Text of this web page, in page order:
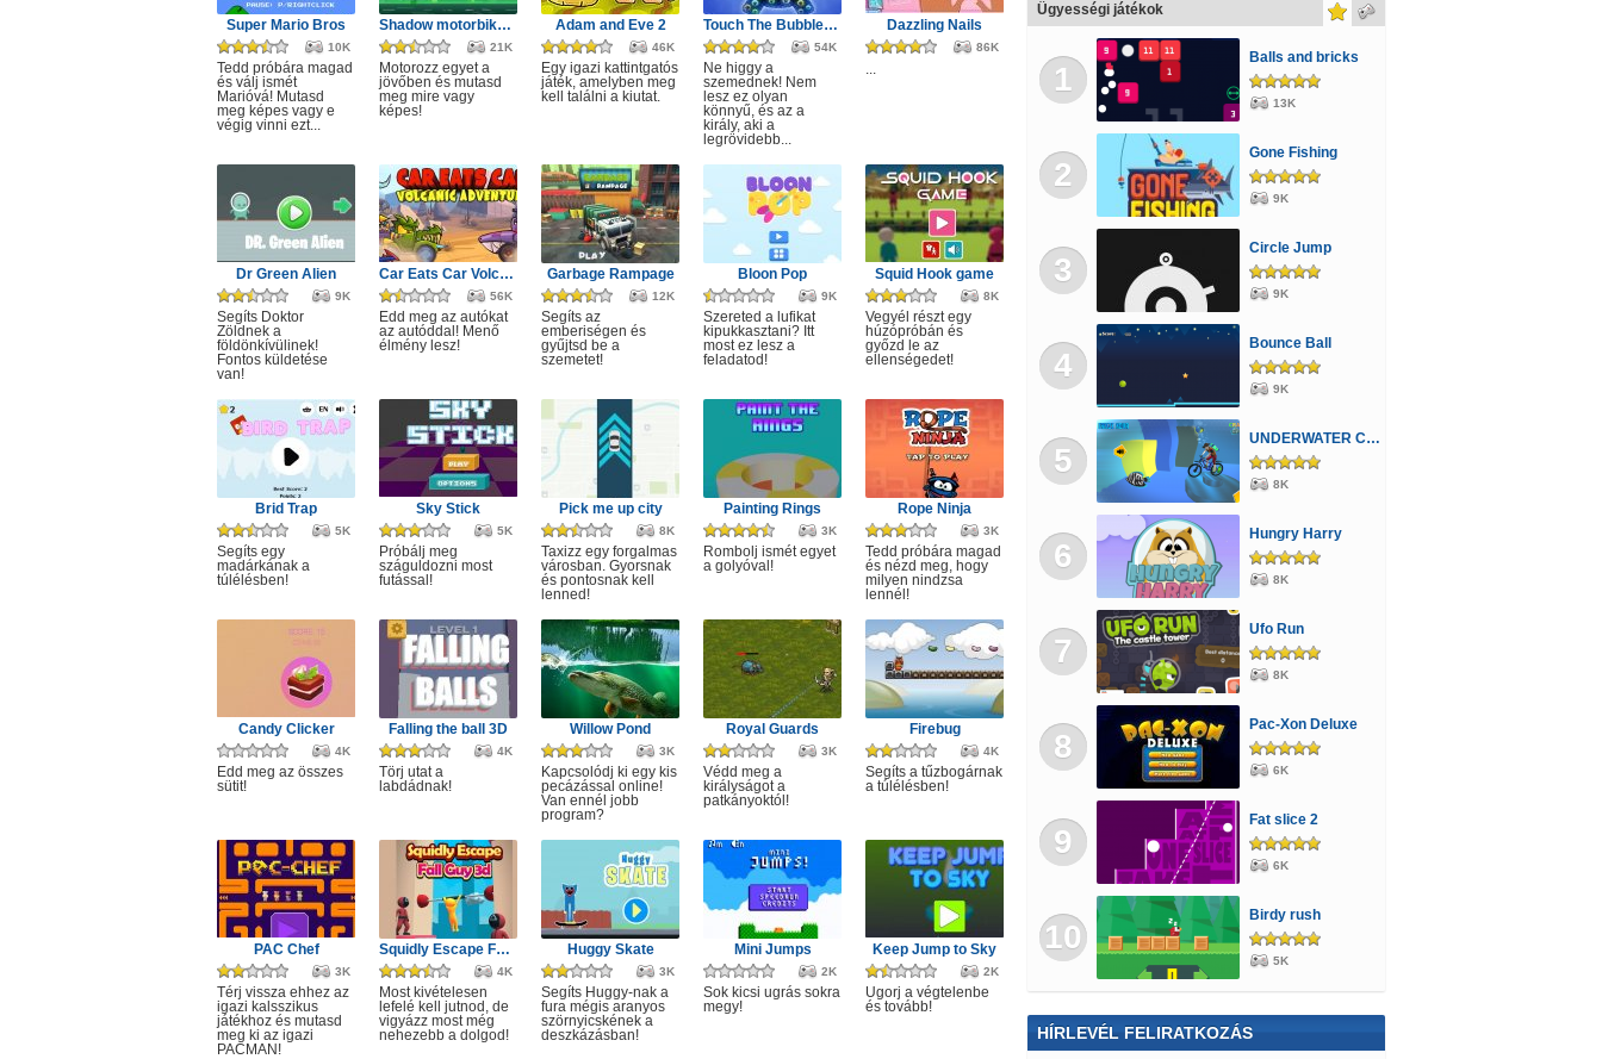
Super Mario Bros
10K
Tedd próbára magad
és válj ismét
Marióvá! Mutasd
meg képes vagy e
végig vinni ezt...
Shadow motorbike rider game
21K
Motorozz egyet a
jövőben és mutasd
meg mire vagy
képes!
Adam and Eve 2
46K
Egy igazi kattintgatós
játék, amelyben meg
kell találni a kiutat.
Touch The Bubbles 4
54K
Ne higgy a
szemednek! Nem
lesz ez olyan
könnyű, és az a
király, aki a
legrövidebb...
Dazzling Nails
86K
...
Dr Green Alien
9K
Segíts Doktor
Zöldnek a
földönkívülinek!
Fontos küldetése
van!
Car Eats Car Volcanic Adventure
56K
Edd meg az autókat
az autóddal! Menő
élmény lesz!
Garbage Rampage
12K
Segíts az
emberiségen és
gyűjtsd be a
szemetet!
Bloon Pop
9K
Szereted a lufikat
kipukkasztani? Itt
most ez lesz a
feladatod!
Squid Hook game
8K
Vegyél részt egy
húzópróbán és
győzd le az
ellenségedet!
Brid Trap
5K
Segíts egy
madárkának a
túlélésben!
Sky Stick
5K
Próbálj meg
száguldozni most
futással!
Pick me up city
8K
Taxizz egy forgalmas
városban. Gyorsnak
és pontosnak kell
lenned!
Painting Rings
3K
Rombolj ismét egyet
a golyóval!
Rope Ninja
3K
Tedd próbára magad
és nézd meg, hogy
milyen nindzsa
lennél!
Candy Clicker
4K
Edd meg az összes
sütit!
Falling the ball 3D
4K
Törj utat a
labdádnak!
Willow Pond
3K
Kapcsolódj ki egy kis
pecázással online!
Van ennél jobb
program?
Royal Guards
3K
Védd meg a
királyságot a
patkányoktól!
Firebug
4K
Segíts a tűzbogárnak
a túlélésben!
PAC Chef
3K
Térj vissza ehhez az
igazi kalsszikus
játékhoz és mutasd
meg ki az igazi
PACMAN!
Squidly Escape Fall Guy 3D
4K
Most kivételesen
lefelé kell jutnod, de
vigyázz most még
nehezebb a dolgod!
Huggy Skate
3K
Segíts Huggy-nak a
fura mégis aranyos
szörnyicskének a
deszkázásban!
Mini Jumps
2K
Sok kicsi ugrás sokra
megy!
Keep Jump to Sky
2K
Ugorj a végtelenbe
és tovább!
Ügyességi játékok
1
Balls and bricks
13K
2
Gone Fishing
9K
3
Circle Jump
9K
4
Bounce Ball
9K
5
UNDERWATER CYCLING
8K
6
Hungry Harry
8K
7
Ufo Run
8K
8
Pac-Xon Deluxe
6K
9
Fat slice 2
6K
10
Birdy rush
5K
HÍRLEVÉL FELIRATKOZÁS